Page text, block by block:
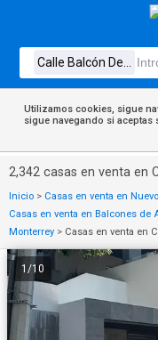
Utilizamos cookies, sigue
sigue navegando si aceptas
2,342 casas en venta en
Inicio > Casas en venta en
Casas en venta en Balcones de
Monterrey > Casas en venta en
1 /10